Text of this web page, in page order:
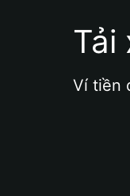
Tải
Ví tiền